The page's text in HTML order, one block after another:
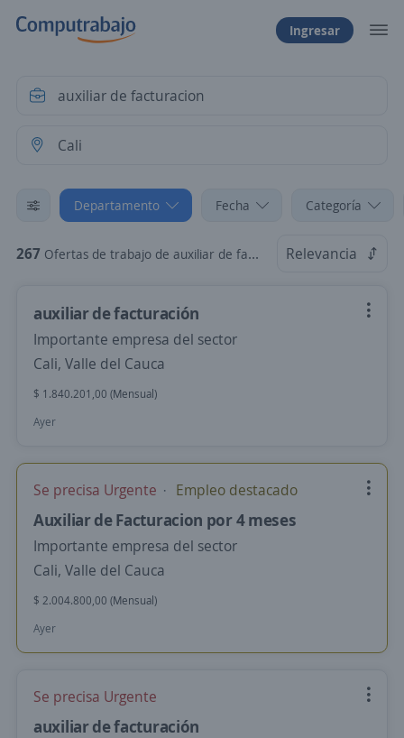
Ingresar
Departamento Fecha Categoría
267 Ofertas de trabajo de auxiliar de facturacion en Cali, Valle del Cauca Relevancia
auxiliar de facturación
Importante empresa del sector
Cali, Valle del Cauca
$ 1.840.201,00 (Mensual)
Ayer
Se precisa Urgente Empleo destacado
Auxiliar de Facturacion por 4 meses
Importante empresa del sector
Cali, Valle del Cauca
$ 2.004.800,00 (Mensual)
Ayer
Se precisa Urgente
auxiliar de facturación